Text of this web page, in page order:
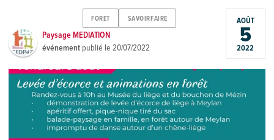
FORET SAVOIRFAIRE
Paysage MEDIATION
événement publié le20/07/2022
AOÛT
5
2022